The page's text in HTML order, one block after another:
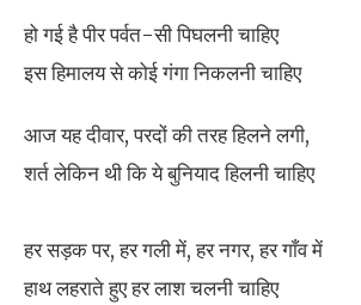
हो गई है पीर पर्वत-सी पिघलनी चाहिए
इस हिमालय से कोई गंगा निकलनी चाहिए
आज यह दीवार, परदों की तरह हिलने लगी,
शर्त लेकिन थी कि ये बुनियाद हिलनी चाहिए
हर सड़क पर, हर गली में, हर नगर, हर गाँव में
हाथ लहराते हुए हर लाश चलनी चाहिए